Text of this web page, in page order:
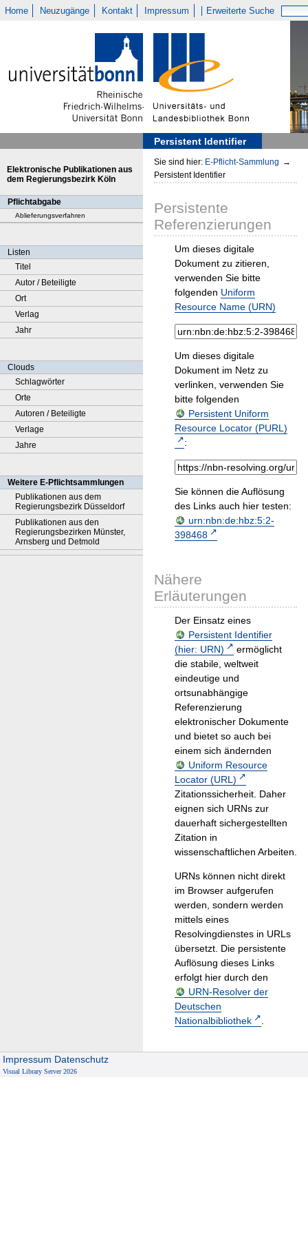
Home Neuzugänge Kontakt Impressum Erweiterte Suche
Persistent Identifier
Elektronische Publikationen aus
dem Regierungsbezirk Köln
Pflichtabgabe
Ablieferungsverfahren
Listen
Titel
Autor / Beteiligte
Ort
Verlag
Jahr
Clouds
Schlagwörter
Orte
Autoren / Beteiligte
Verlage
Jahre
Weitere E-Pflichtsammlungen
Publikationen aus dem
Regierungsbezirk Düsseldorf
Publikationen aus den
Regierungsbezirken Münster,
Arnsberg und Detmold
Sie sind hier: E-Pflicht-Sammlung →
Persistent Identifier
Persistente
Referenzierungen
Um dieses digitale
Dokument zu zitieren,
verwenden Sie bitte
folgenden Uniform
Resource Name (URN)
Um dieses digitale
Dokument im Netz zu
verlinken, verwenden Sie
bitte folgenden
Persistent Uniform
Resource Locator (PURL)
:
Sie können die Auflösung
des Links auch hier testen:
urn:nbn:de:hbz:5:2-
398468
Nähere
Erläuterungen
Der Einsatz eines
Persistent Identifier
(hier: URN)
ermöglicht
die stabile, weltweit
eindeutige und
ortsunabhängige
Referenzierung
elektronischer Dokumente
und bietet so auch bei
einem sich ändernden
Uniform Resource
Locator (URL)
Zitationssicherheit. Daher
eignen sich URNs zur
dauerhaft sichergestellten
Zitation in
wissenschaftlichen Arbeiten.
URNs können nicht direkt
im Browser aufgerufen
werden, sondern werden
mittels eines
Resolvingdienstes in URLs
übersetzt. Die persistente
Auflösung dieses Links
erfolgt hier durch den
URN-Resolver der
Deutschen
Nationalbibliothek
.
Impressum Datenschutz
Visual Library Server 2026